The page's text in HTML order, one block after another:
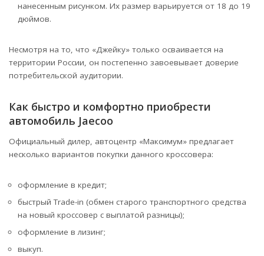
нанесенным рисунком. Их размер варьируется от 18 до 19
дюймов.
Несмотря на то, что «Джейку» только осваивается на
территории России, он постепенно завоевывает доверие
потребительской аудитории.
Как быстро и комфортно приобрести
автомобиль Jaecoo
Официальный дилер, автоцентр «Максимум» предлагает
несколько вариантов покупки данного кроссовера:
оформление в кредит;
быстрый Trade-in (обмен старого транспортного средства
на новый кроссовер с выплатой разницы);
оформление в лизинг;
выкуп.